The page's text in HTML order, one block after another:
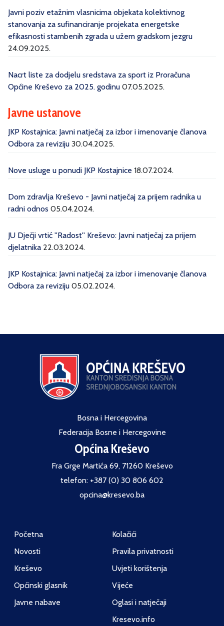
Javni poziv etažnim vlasnicima objekata kolektivnog
stanovanja za sufinanciranje projekata energetske
efikasnosti stambenih zgrada u užem gradskom jezgru
24.09.2025.
Nacrt liste za dodjelu sredstava za sport iz Proračuna
Općine Kreševo za 2025. godinu 07.05.2025.
Javne ustanove
JKP Kostajnica: Javni natječaj za izbor i imenovanje članova
Odbora za reviziju 30.04.2025.
Nove usluge u ponudi JKP Kostajnice 18.07.2024.
Dom zdravlja Kreševo - Javni natječaj za prijem radnika u
radni odnos 05.04.2024.
JU Dječji vrtić ''Radost'' Kreševo: Javni natječaj za prijem
djelatnika 22.03.2024.
JKP Kostajnica: Javni natječaj za izbor i imenovanje članova
Odbora za reviziju 05.02.2024.
Bosna i Hercegovina
Federacija Bosne i Hercegovine
Općina Kreševo
Fra Grge Martića 69, 71260 Kreševo
telefon: +387 (0) 30 806 602
opcina@kresevo.ba
Početna
Novosti
Kreševo
Općinski glasnik
Javne nabave
Kolačići
Pravila privatnosti
Uvjeti korištenja
Vijeće
Oglasi i natječaji
Kresevo.info